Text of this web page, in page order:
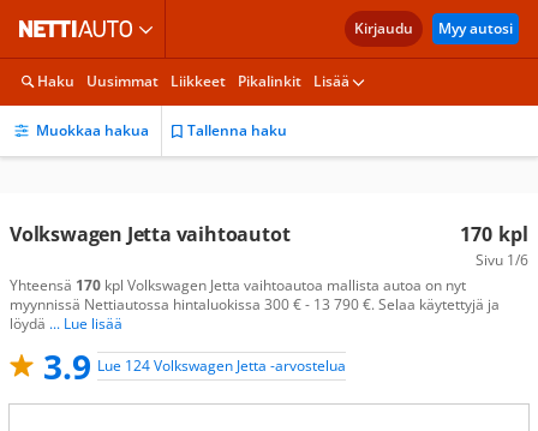
Kirjaudu Myy autosi
Haku Uusimmat Liikkeet Pikalinkit Lisää
Muokkaa hakua Tallenna haku
170 kpl
Sivu 1/6
Volkswagen Jetta vaihtoautot
Yhteensä 170 kpl Volkswagen Jetta vaihtoautoa mallista autoa on nyt
myynnissä Nettiautossa hintaluokissa 300 € - 13 790 €. Selaa käytettyjä ja
löydä ... Lue lisää
3.9 Lue 124 Volkswagen Jetta -arvostelua